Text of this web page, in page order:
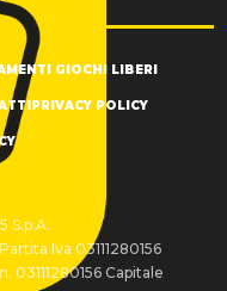
GIOCHI LIBERI
PRIVACY POLICY
S.p.A.
Iva 03111280156
03111280156 Capitale